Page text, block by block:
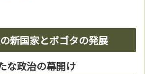
新国家とボゴタの発展
な政治の幕開け